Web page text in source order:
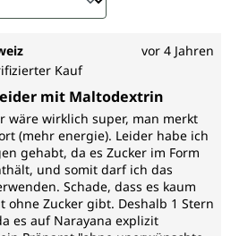
vor 4 Jahren
von 4 von 5 Sternen
Kauf
mit Maltodextrin
wäre wirklich super, man merkt
(mehr energie). Leider habe ich
gehabt, da es Zucker im Form
und somit darf ich das
Schade, dass es kaum
ohne Zucker gibt. Deshalb 1 Stern
es auf Narayana explizit